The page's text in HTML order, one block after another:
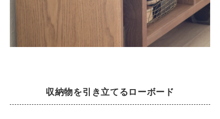
収納物を引き立てるローボード